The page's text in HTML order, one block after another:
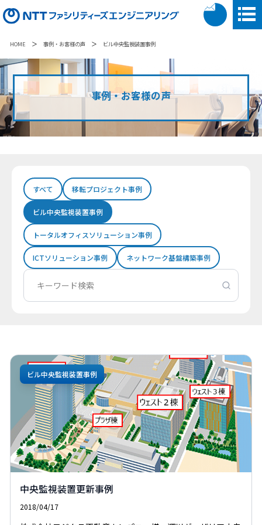
HOME ＞ 事例・お客様の声 ＞ ビル中央監視装置事例
事例・お客様の声
すべて 移転プロジェクト事例
ビル中央監視装置事例
トータルオフィスソリューション事例
ICTソリューション事例 ネットワーク基盤構築事例
ビル中央監視装置事例
中央監視装置更新事例
2018/04/17